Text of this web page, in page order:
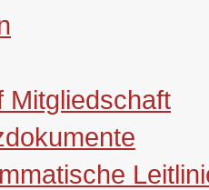
Mitgliedschaft